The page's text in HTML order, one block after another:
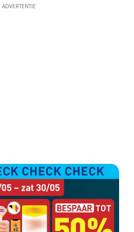
ADVERTENTIE